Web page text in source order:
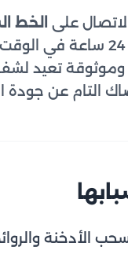
على الخط
تعيد
التام عن جودة
الأدخنة